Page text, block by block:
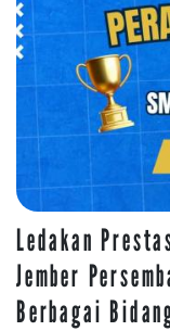
Ledakan
Jember
Berbagai